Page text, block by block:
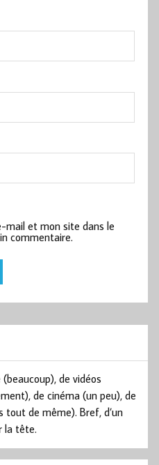
mail et mon site dans le
commentaire.
de vidéos
de cinéma (un peu), de
tout de même). Bref, d’un
la tête.